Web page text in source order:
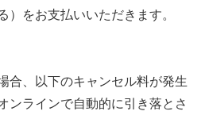
）をお支払いいただきます。
合、以下のキャンセル料が発生
ンラインで自動的に引き落とさ